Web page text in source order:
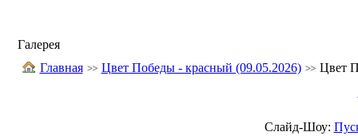
Галерея
Главная
Цвет Победы - красный (09.05.2026)
Цвет
Слайд-Шоу: